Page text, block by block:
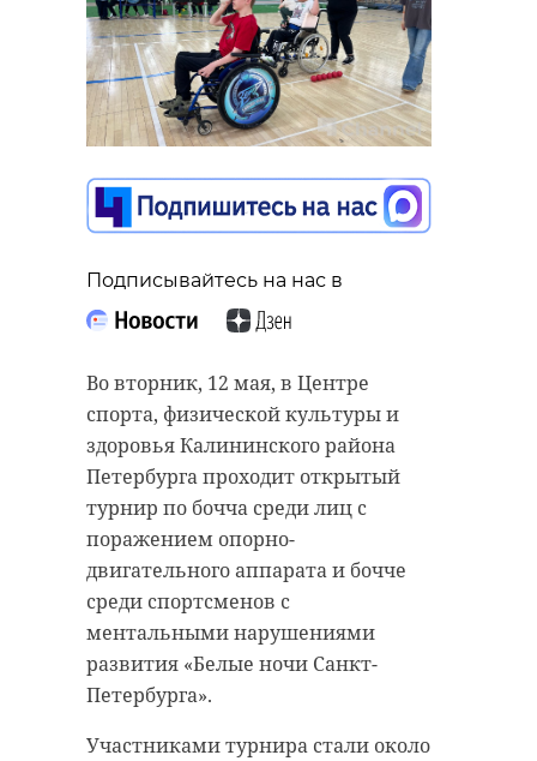
Подписывайтесь на нас в
Во вторник, 12 мая, в Центре
спорта, физической культуры и
здоровья Калининского района
Петербурга проходит открытый
турнир по бочча среди лиц с
поражением опорно-
двигательного аппарата и бочче
среди спортсменов с
ментальными нарушениями
развития «Белые ночи Санкт-
Петербурга».
Участниками турнира стали около